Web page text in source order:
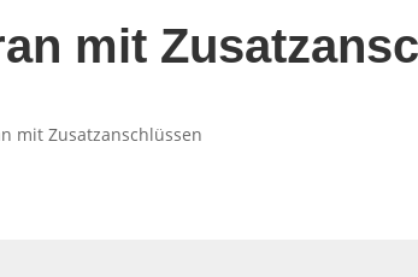
mit
mit Zusatzanschlüssen